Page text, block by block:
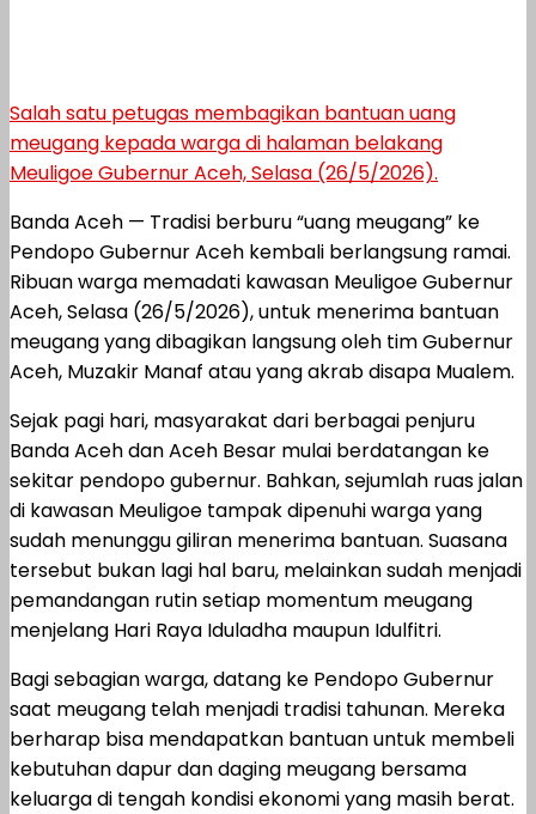
Salah satu petugas membagikan bantuan uang
meugang kepada warga di halaman belakang
Meuligoe Gubernur Aceh, Selasa (26/5/2026).
Banda Aceh — Tradisi berburu “uang meugang” ke
Pendopo Gubernur Aceh kembali berlangsung ramai.
Ribuan warga memadati kawasan Meuligoe Gubernur
Aceh, Selasa (26/5/2026), untuk menerima bantuan
meugang yang dibagikan langsung oleh tim Gubernur
Aceh, Muzakir Manaf atau yang akrab disapa Mualem.
Sejak pagi hari, masyarakat dari berbagai penjuru
Banda Aceh dan Aceh Besar mulai berdatangan ke
sekitar pendopo gubernur. Bahkan, sejumlah ruas jalan
di kawasan Meuligoe tampak dipenuhi warga yang
sudah menunggu giliran menerima bantuan. Suasana
tersebut bukan lagi hal baru, melainkan sudah menjadi
pemandangan rutin setiap momentum meugang
menjelang Hari Raya Iduladha maupun Idulfitri.
Bagi sebagian warga, datang ke Pendopo Gubernur
saat meugang telah menjadi tradisi tahunan. Mereka
berharap bisa mendapatkan bantuan untuk membeli
kebutuhan dapur dan daging meugang bersama
keluarga di tengah kondisi ekonomi yang masih berat.